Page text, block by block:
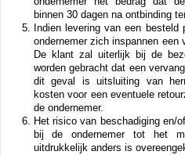
binnen 30 dagen na ontbinding
Indien levering van een
ondernemer zich inspannen een
De klant zal uiterlijk bij de
worden gebracht dat een
dit geval is uitsluiting van
kosten voor een eventuele
de ondernemer.
Het risico van beschadiging en/
bij de ondernemer tot het
uitdrukkelijk anders is